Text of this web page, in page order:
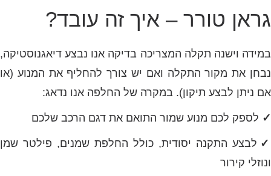
גראן טורר – איך זה עובד?
במידה וישנה תקלה המצריכה בדיקה אנו נבצע דיאגנוסטיקה,
נבחן את מקור התקלה ואם יש צורך להחליף את המנוע (או
אם ניתן לבצע תיקון). במקרה של החלפה אנו נדאג:
✓ לספק לכם מנוע שמור התואם את דגם הרכב שלכם
✓ לבצע התקנה יסודית, כולל החלפת שמנים, פילטר שמן
ונוזלי קירור